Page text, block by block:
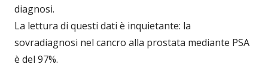
diagnosi.
La lettura di questi dati è inquietante: la
sovradiagnosi nel cancro alla prostata mediante PSA
è del 97%.